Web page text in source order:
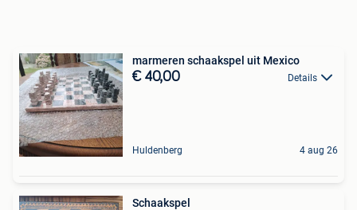
marmeren schaakspel uit Mexico
€ 40,00 Details
Huldenberg 4 aug 26
Schaakspel